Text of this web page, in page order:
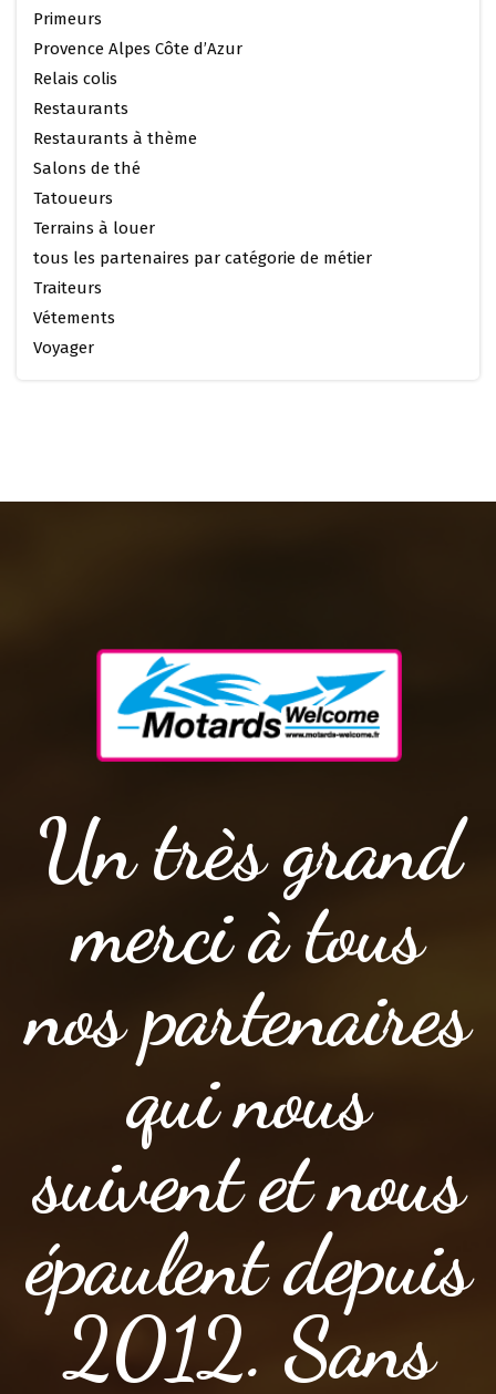
Primeurs
Provence Alpes Côte d’Azur
Relais colis
Restaurants
Restaurants à thème
Salons de thé
Tatoueurs
Terrains à louer
tous les partenaires par catégorie de métier
Traiteurs
Vétements
Voyager
Un très grand
merci à tous
nos partenaires
qui nous
suivent et nous
épaulent depuis
2012. Sans